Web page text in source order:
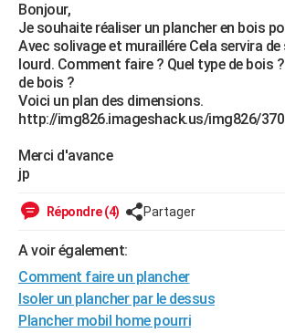
Essais
Réserver un essai
Citadines
Berlines
SUV
Forum auto
+HIGH-TECH
Mobiles
Meilleur smartphone
Internet
Ordinateurs
Jeux vidéo
Guide high-tech
+BRICOLAGE
Forum
Aménagement intérieur
Extérieur
Cuisine
Salle de bains
Jardinage
Rangement
WEEK-END
Guides de France
Escapades
Patrimoine
Expositions
Musées
Week-end nature
Art de vivre
Bien-être
Loisirs
ModeModes de vie
SANTE
Alimentation
Guide de la santé
Maladies
Médicaments
Sommeil
VOYAGE
Destinations
City break
Voyage nature
Voyage de noces
Forum
Climat
PHOTO
GUIDES D'ACHAT
BONS PLANS
Bonjour,
Je souhaite réaliser un plancher en bois
Avec solivage et muraillére Cela servira
lourd. Comment faire ? Quel type de bois
de bois ?
Voici un plan des dimensions.
http://img826.imageshack.us/img826/
Merci d'avance
jp
Répondre (4) Partager
A voir également:
Comment faire un plancher
Isoler un plancher par le dessus
Plancher mobil home pourri